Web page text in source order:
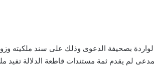
بصحيفة الدعوى وذلك على سند ملكيته